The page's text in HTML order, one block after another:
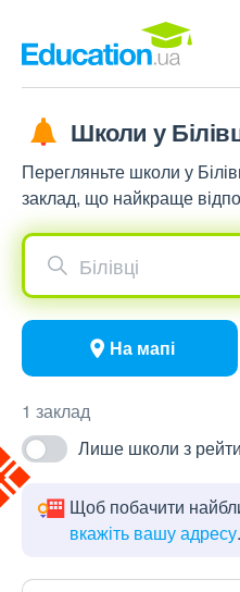
Школи у
Перегляньте школи у
заклад, що найкраще
Білівці
На мапі
1 заклад
Лише школи з
Щоб побачити
вкажіть вашу адресу.